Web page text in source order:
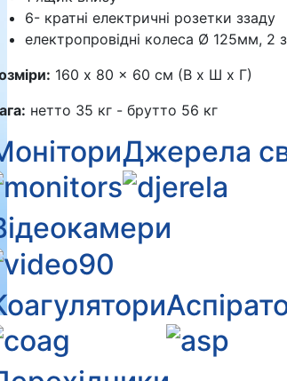
6- кратні електричні розетки ззаду
електропровідні колеса Ø 125мм, 2
160 x 80 x 60 см (В x Ш x Г)
нетто 35 кг - брутто 56 кг
Джерела